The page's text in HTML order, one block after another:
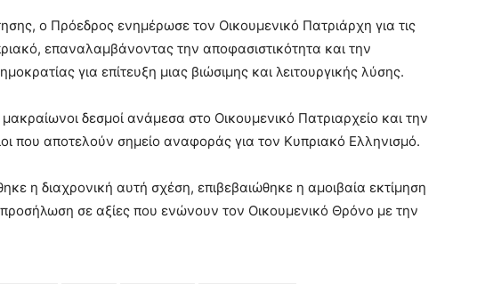
ο Πρόεδρος ενημέρωσε τον Οικουμενικό Πατριάρχη για τις
επαναλαμβάνοντας την αποφασιστικότητα και την
για επίτευξη μιας βιώσιμης και λειτουργικής λύσης.
δεσμοί ανάμεσα στο Οικουμενικό Πατριαρχείο και την
που αποτελούν σημείο αναφοράς για τον Κυπριακό Ελληνισμό.
η διαχρονική αυτή σχέση, επιβεβαιώθηκε η αμοιβαία εκτίμηση
σε αξίες που ενώνουν τον Οικουμενικό Θρόνο με την